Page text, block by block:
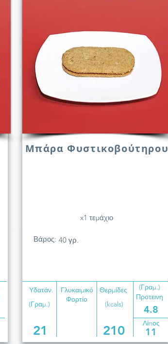
Μπάρα Φυστικοβούτηρου
x1 τεμάχιο
Βάρος: 40 γρ.
Υδατάν.
Γλυκαιμικό
Φορτίο
(Γραμ.)
Θερμίδες
(kcals)
Προτεινη
4.8
(Γραμ.)
21 210 Λίπος
11